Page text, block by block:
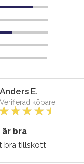
Anders E.
Verifierad köpare
är bra
bra tillskott